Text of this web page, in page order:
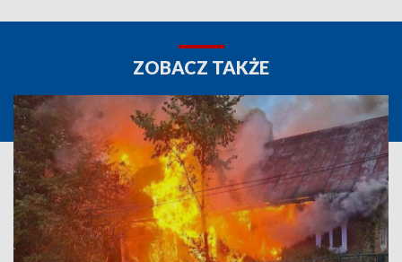
ZOBACZ TAKŻE